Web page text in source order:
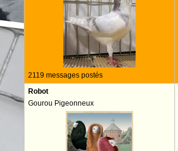
2119 messages postés
Robot
Gourou Pigeonneux